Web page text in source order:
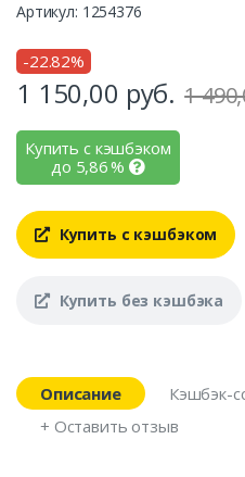
Артикул: 1254376
-22.82%
1 150,00 руб. 1
Купить с кэшбэком
до 5,86%
Купить с кэшбэком
Купить без кэшбэка
Описание
Кэшбэк-
+ Оставить отзыв